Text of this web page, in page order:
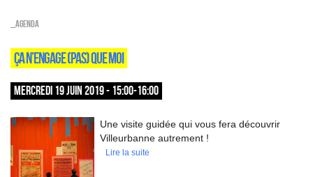
_Agenda
ÇA N’ENGAGE (PAS) QUE MOI
MERCREDI 19 JUIN 2019 - 15:00-16:00
Une visite guidée qui vous fera découvrir
Villeurbanne autrement !
Lire la suite